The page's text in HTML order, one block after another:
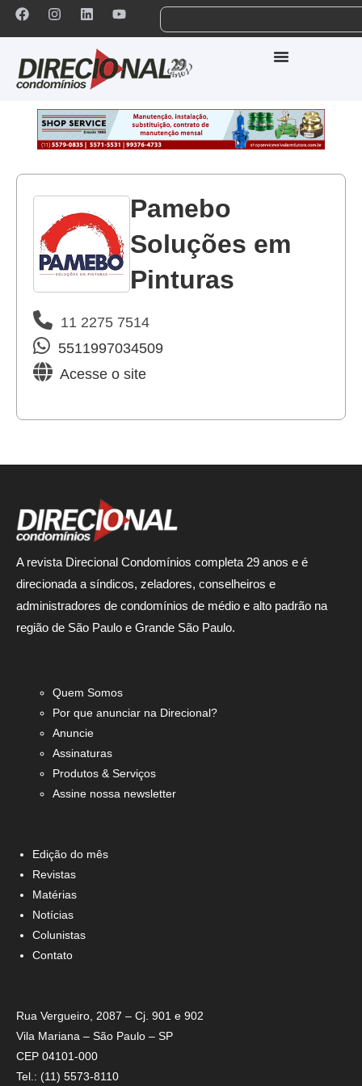
Pamebo
Soluções em
Pinturas
11 2275 7514
5511997034509
Acesse o site
A revista Direcional Condomínios completa 29 anos e é
direcionada a síndicos, zeladores, conselheiros e
administradores de condomínios de médio e alto padrão na
região de São Paulo e Grande São Paulo.
Quem Somos
Por que anunciar na Direcional?
Anuncie
Assinaturas
Produtos & Serviços
Assine nossa newsletter
Edição do mês
Revistas
Matérias
Notícias
Colunistas
Contato
Rua Vergueiro, 2087 – Cj. 901 e 902
Vila Mariana – São Paulo – SP
CEP 04101-000
Tel.: (11) 5573-8110